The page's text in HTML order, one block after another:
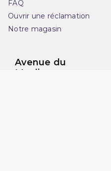
FAQ
Ouvrir une réclamation
Notre magasin
Avenue du
Muslim